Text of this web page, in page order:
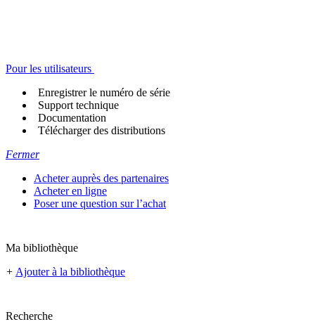
Pour les utilisateurs
Enregistrer le numéro de série
Support technique
Documentation
Télécharger des distributions
Fermer
Acheter auprès des partenaires
Acheter en ligne
Poser une question sur l’achat
Ma bibliothèque
+ Ajouter à la bibliothèque
Recherche